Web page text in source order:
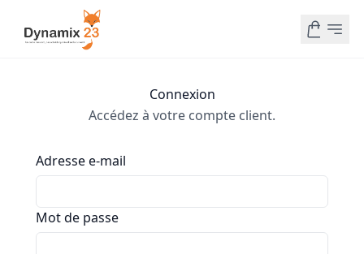
Connexion
Accédez à votre compte client.
Adresse e-mail
Mot de passe